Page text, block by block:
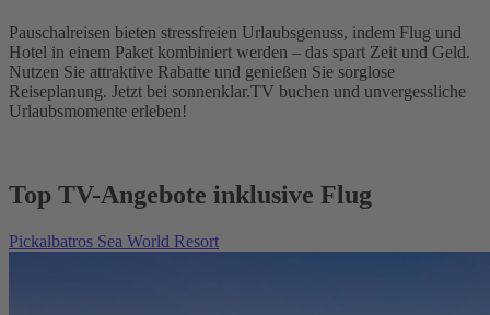
Pauschalreisen bieten stressfreien Urlaubsgenuss, indem Flug und
Hotel in einem Paket kombiniert werden – das spart Zeit und Geld.
Nutzen Sie attraktive Rabatte und genießen Sie sorglose
Reiseplanung. Jetzt bei sonnenklar.TV buchen und unvergessliche
Urlaubsmomente erleben!
Top TV-Angebote inklusive Flug
Pickalbatros Sea World Resort